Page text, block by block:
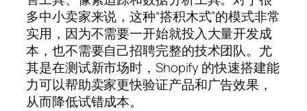
多中小卖家来说，这种“搭积木式”的模式非常
实用，因为不需要一开始就投入大量开发成
本，也不需要自己招聘完整的技术团队。尤
其是在测试新市场时，Shopify 的快速搭建能
力可以帮助卖家更快验证产品和广告效果，
从而降低试错成本。